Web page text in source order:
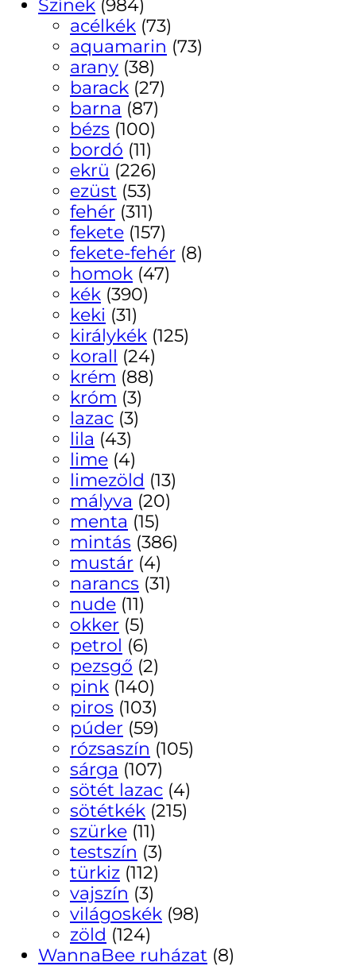
Színek (984)
acélkék (73)
aquamarin (73)
arany (38)
barack (27)
barna (87)
bézs (100)
bordó (11)
ekrü (226)
ezüst (53)
fehér (311)
fekete (157)
fekete-fehér (8)
homok (47)
kék (390)
keki (31)
királykék (125)
korall (24)
krém (88)
króm (3)
lazac (3)
lila (43)
lime (4)
limezöld (13)
mályva (20)
menta (15)
mintás (386)
mustár (4)
narancs (31)
nude (11)
okker (5)
petrol (6)
pezsgő (2)
pink (140)
piros (103)
púder (59)
rózsaszín (105)
sárga (107)
sötét lazac (4)
sötétkék (215)
szürke (11)
testszín (3)
türkiz (112)
vajszín (3)
világoskék (98)
zöld (124)
WannaBee ruházat (8)